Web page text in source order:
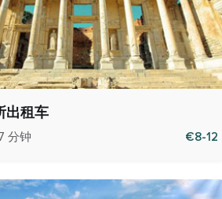
出租车
分钟 €8-12